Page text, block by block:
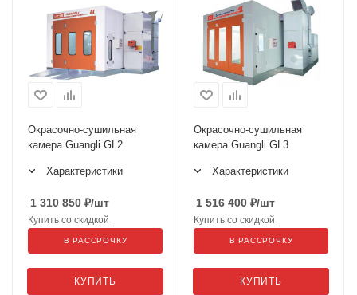
Окрасочно-сушильная
камера Guangli GL2
Характеристики
1 310 850 ₽/шт
КУПИТЬ
Купить со скидкой
В РАССРОЧКУ
Окрасочно-сушильная
камера Guangli GL3
Характеристики
1 516 400 ₽/шт
КУПИТЬ
Купить со скидкой
В РАССРОЧКУ